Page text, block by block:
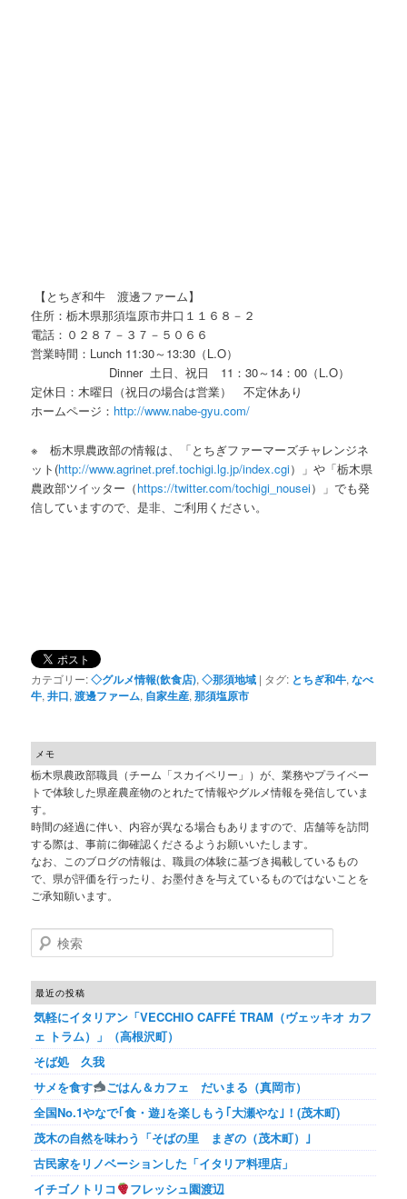
【とちぎ和牛 渡邊ファーム】
住所：栃木県那須塩原市井口１１６８－２
電話：０２８７－３７－５０６６
営業時間：Lunch 11:30～13:30（L.O）
Dinner 土日、祝日 11：30～14：00（L.O）
定休日：木曜日（祝日の場合は営業） 不定休あり
ホームページ： http://www.nabe-gyu.com/
※ 栃木県農政部の情報は、「とちぎファーマーズチャレンジネ
ット(http://www.agrinet.pref.tochigi.lg.jp/index.cgi）」や「栃木県
農政部ツイッター（https://twitter.com/tochigi_nousei）」でも発
信していますので、是非、ご利用ください。
カテゴリー:◇グルメ情報(飲食店),◇那須地域 | タグ: とちぎ和牛,なべ
牛,井口,渡邊ファーム, 自家生産,那須塩原市
メモ
栃木県農政部職員（チーム「スカイベリー」）が、業務やプライベー
トで体験した県産農産物のとれたて情報やグルメ情報を発信していま
す。
時間の経過に伴い、内容が異なる場合もありますので、店舗等を訪問
する際は、事前に御確認くださるようお願いいたします。
なお、このブログの情報は、職員の体験に基づき掲載しているもの
で、県が評価を行ったり、お墨付きを与えているものではないことを
ご承知願います。
検索
最近の投稿
気軽にイタリアン「VECCHIO CAFFÉ TRAM（ヴェッキオ カフ
ェ トラム）」（高根沢町）
そば処 久我
サメを食す
ごはん＆カフェ だいまる（真岡市）
全国No.1やなで｢食・遊｣を楽しもう｢大瀬やな｣！(茂木町)
茂木の自然を味わう「そばの里 まぎの（茂木町）｣
古民家をリノベーションした「イタリア料理店」
イチゴノトリコ
フレッシュ園渡辺